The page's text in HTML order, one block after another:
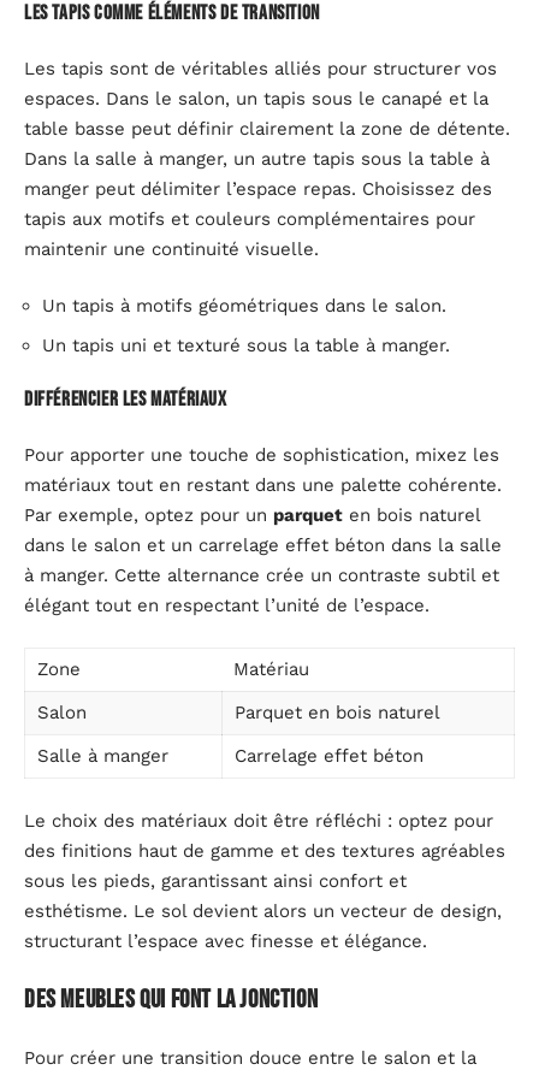
Les tapis comme éléments de transition
Les tapis sont de véritables alliés pour structurer vos
espaces. Dans le salon, un tapis sous le canapé et la
table basse peut définir clairement la zone de détente.
Dans la salle à manger, un autre tapis sous la table à
manger peut délimiter l’espace repas. Choisissez des
tapis aux motifs et couleurs complémentaires pour
maintenir une continuité visuelle.
Un tapis à motifs géométriques dans le salon.
Un tapis uni et texturé sous la table à manger.
Différencier les matériaux
Pour apporter une touche de sophistication, mixez les
matériaux tout en restant dans une palette cohérente.
Par exemple, optez pour un parquet en bois naturel
dans le salon et un carrelage effet béton dans la salle
à manger. Cette alternance crée un contraste subtil et
élégant tout en respectant l’unité de l’espace.
Zone
Matériau
Salon
Parquet en bois naturel
Salle à manger
Carrelage effet béton
Le choix des matériaux doit être réfléchi : optez pour
des finitions haut de gamme et des textures agréables
sous les pieds, garantissant ainsi confort et
esthétisme. Le sol devient alors un vecteur de design,
structurant l’espace avec finesse et élégance.
Des meubles qui font la jonction
Pour créer une transition douce entre le salon et la